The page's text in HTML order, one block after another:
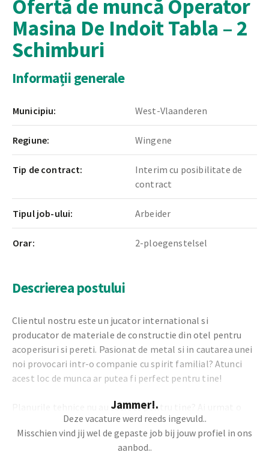
Ofertă de muncă Operator
Masina De Indoit Tabla – 2
Schimburi
Informații generale
Municipiu: West-Vlaanderen
Regiune: Wingene
Tip de contract:
Interim cu posibilitate de
contract
Tipul job-ului: Arbeider
Orar: 2-ploegenstelsel
Descrierea postului
Clientul nostru este un jucator international si
producator de materiale de constructie din otel pentru
acoperisuri si pereti. Pasionat de metal si in cautarea unei
noi provocari intr-o companie cu spirit familial? Atunci
acest loc de munca ar putea fi perfect pentru tine!
Planurile tehnice nu au secrete pentru tine? Ai urmat o
pregatire tehnica? Atunci estiOperatorul la masina de
indoit tablape care il cautam!
Jammer!.
Deze vacature werd reeds ingevuld..
Misschien vind jij wel de gepaste job bij jouw profiel in ons
aanbod..